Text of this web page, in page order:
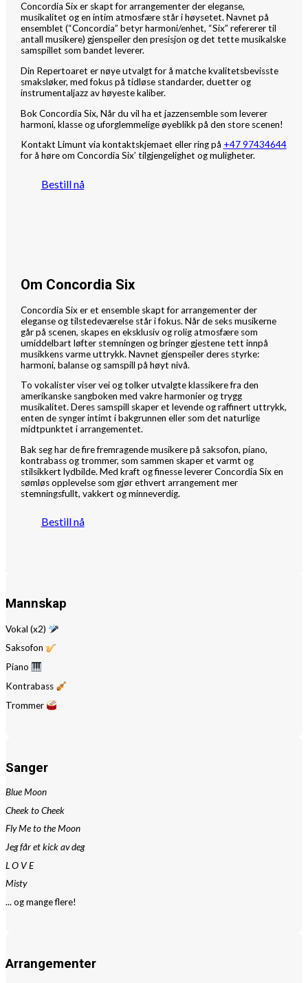
Concordia Sixer skapt for arrangementer der eleganse,
musikalitet og en intim atmosfære står i høysetet. Navnet på
ensemblet (“Concordia” betyr harmoni/enhet, “Six” refererer til
antall musikere) gjenspeiler den presisjon og det tette musikalske
samspillet som bandet leverer.
Din Repertoaret er nøye utvalgt for å matche kvalitetsbevisste
smaksløker, med fokus på tidløse standarder, duetter og
instrumentaljazz av høyeste kaliber.
BokConcordia Six, Når du vil ha et jazzensemble som leverer
harmoni, klasse og uforglemmelige øyeblikk på den store scenen!
Kontakt Limunt via kontaktskjemaet eller ring på +47 97434644
for å høre om Concordia Six’ tilgjengelighet og muligheter.
Bestill nå
Om Concordia Six
Concordia Six er et ensemble skapt for arrangementer der
eleganse og tilstedeværelse står i fokus. Når de seks musikerne
går på scenen, skapes en eksklusiv og rolig atmosfære som
umiddelbart løfter stemningen og bringer gjestene tett innpå
musikkens varme uttrykk. Navnet gjenspeiler deres styrke:
harmoni, balanse og samspill på høyt nivå.
To vokalister viser vei og tolker utvalgte klassikere fra den
amerikanske sangboken med vakre harmonier og trygg
musikalitet. Deres samspill skaper et levende og raffinert uttrykk,
enten de synger intimt i bakgrunnen eller som det naturlige
midtpunktet i arrangementet.
Bak seg har de fire fremragende musikere på saksofon, piano,
kontrabass og trommer, som sammen skaper et varmt og
stilsikkert lydbilde. Med kraft og finesse leverer Concordia Six en
sømløs opplevelse som gjør ethvert arrangement mer
stemningsfullt, vakkert og minneverdig.
Bestill nå
Mannskap
Vokal (x2)
Saksofon
Piano
Kontrabass
Trommer
Sanger
Blue Moon
Cheek to Cheek
Fly Me to the Moon
Jeg får et kick av deg
L O V E
Misty
... og mange flere!
Arrangementer